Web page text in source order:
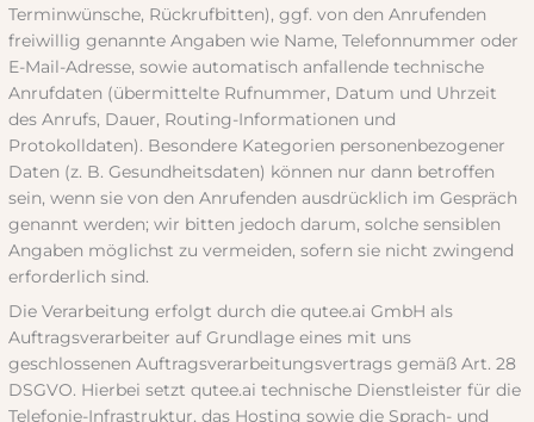
Terminwünsche, Rückrufbitten), ggf. von den Anrufenden
freiwillig genannte Angaben wie Name, Telefonnummer oder
E-Mail-Adresse, sowie automatisch anfallende technische
Anrufdaten (übermittelte Rufnummer, Datum und Uhrzeit
des Anrufs, Dauer, Routing-Informationen und
Protokolldaten). Besondere Kategorien personenbezogener
Daten (z. B. Gesundheitsdaten) können nur dann betroffen
sein, wenn sie von den Anrufenden ausdrücklich im Gespräch
genannt werden; wir bitten jedoch darum, solche sensiblen
Angaben möglichst zu vermeiden, sofern sie nicht zwingend
erforderlich sind.
Die Verarbeitung erfolgt durch die qutee.ai GmbH als
Auftragsverarbeiter auf Grundlage eines mit uns
geschlossenen Auftragsverarbeitungsvertrags gemäß Art. 28
DSGVO. Hierbei setzt qutee.ai technische Dienstleister für die
Telefonie-Infrastruktur, das Hosting sowie die Sprach- und